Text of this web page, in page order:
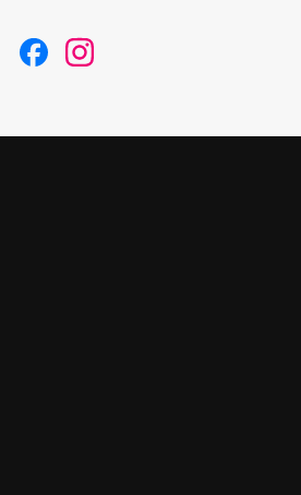
F I